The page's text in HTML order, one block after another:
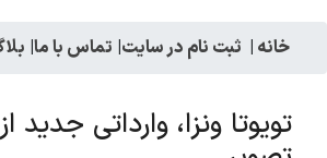
خانه | ثبت نام در سایت| تماس با ما|
تویوتا ونزا، وارداتی